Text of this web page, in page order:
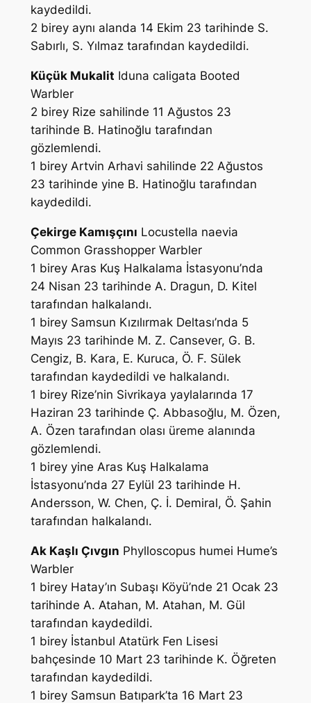
kaydedildi.
2 birey aynı alanda 14 Ekim 23 tarihinde S.
Sabırlı, S. Yılmaztarafından kaydedildi.
Küçük Mukalit Iduna caligata Booted
Warbler
2 birey Rize sahilinde 11 Ağustos 23
tarihinde B. Hatinoğlu tarafından
gözlemlendi.
1 birey Artvin Arhavi sahilinde 22 Ağustos
23 tarihinde yine B. Hatinoğlu tarafından
kaydedildi.
Çekirge Kamışçını Locustella naevia
Common Grasshopper Warbler
1 birey Aras Kuş Halkalama İstasyonu’nda
24 Nisan 23 tarihinde A. Dragun, D. Kitel
tarafından halkalandı.
1 birey Samsun Kızılırmak Deltası’nda 5
Mayıs 23 tarihinde M. Z. Cansever, G. B.
Cengiz, B. Kara, E. Kuruca, Ö. F. Sülek
tarafından kaydedildi ve halkalandı.
1 birey Rize’nin Sivrikaya yaylalarında 17
Haziran 23 tarihinde Ç. Abbasoğlu, M. Özen,
A. Özen tarafından olası üreme alanında
gözlemlendi.
1 birey yine Aras Kuş Halkalama
İstasyonu’nda 27 Eylül 23 tarihinde H.
Andersson, W. Chen, Ç. İ. Demiral, Ö. Şahin
tarafından halkalandı.
Ak Kaşlı Çıvgın Phylloscopus humei Hume’s
Warbler
1 birey Hatay’ın Subaşı Köyü’nde 21 Ocak 23
tarihinde A. Atahan, M. Atahan, M. Gül
tarafından kaydedildi.
1 birey İstanbul Atatürk Fen Lisesi
bahçesinde 10 Mart 23 tarihinde K. Öğreten
tarafından kaydedildi.
1 birey Samsun Batıpark’ta 16 Mart 23